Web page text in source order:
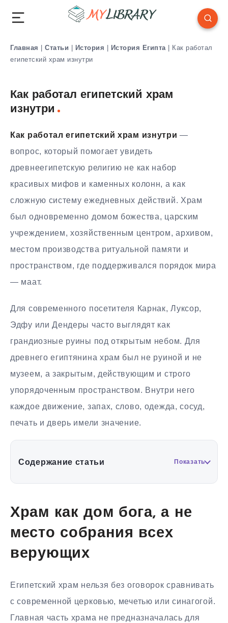
Главная | Статьи | История | История Египта | Как работал
египетский храм изнутри
Как работал египетский храм
изнутри
Как работал египетский храм изнутри —
вопрос, который помогает увидеть
древнеегипетскую религию не как набор
красивых мифов и каменных колонн, а как
сложную систему ежедневных действий. Храм
был одновременно домом божества, царским
учреждением, хозяйственным центром, архивом,
местом производства ритуальной памяти и
пространством, где поддерживался порядок мира
— маат.
Для современного посетителя Карнак, Луксор,
Эдфу или Дендеры часто выглядят как
грандиозные руины под открытым небом. Для
древнего египтянина храм был не руиной и не
музеем, а закрытым, действующим и строго
упорядоченным пространством. Внутри него
каждое движение, запах, слово, одежда, сосуд,
печать и дверь имели значение.
Содержание статьи Показать
Храм как дом бога, а не
место собрания всех
верующих
Египетский храм нельзя без оговорок сравнивать
с современной церковью, мечетью или синагогой.
Главная часть храма не предназначалась для